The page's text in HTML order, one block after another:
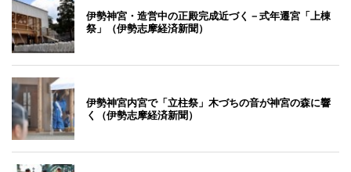
伊勢神宮・造営中の正殿完成近づく－式年遷宮「上棟
祭」（伊勢志摩経済新聞）
伊勢神宮内宮で「立柱祭」木づちの音が神宮の森に響
く（伊勢志摩経済新聞）